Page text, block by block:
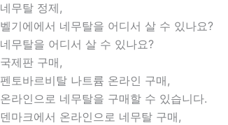
네무탈 정제,
벨기에에서 네무탈을 어디서 살 수 있나요?
네무탈을 어디서 살 수 있나요?
국제판 구매,
펜토바르비탈 나트륨 온라인 구매,
온라인으로 네무탈을 구매할 수 있습니다.
덴마크에서 온라인으로 네무탈 구매,